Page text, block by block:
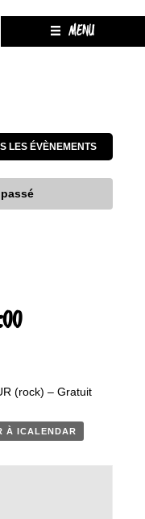
MENU
LES ÉVÈNEMENTS
(rock) – Gratuit
À ICALENDAR